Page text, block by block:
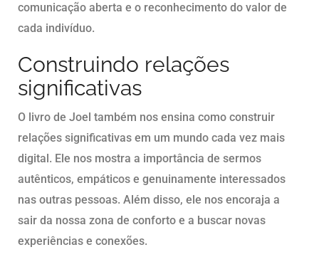
comunicação aberta e o reconhecimento do valor de
cada indivíduo.
Construindo relações
significativas
O livro de Joel também nos ensina como construir
relações significativas em um mundo cada vez mais
digital. Ele nos mostra a importância de sermos
autênticos, empáticos e genuinamente interessados
nas outras pessoas. Além disso, ele nos encoraja a
sair da nossa zona de conforto e a buscar novas
experiências e conexões.